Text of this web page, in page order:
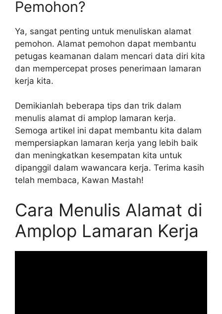
Pemohon?
Ya, sangat penting untuk menuliskan alamat
pemohon. Alamat pemohon dapat membantu
petugas keamanan dalam mencari data diri kita
dan mempercepat proses penerimaan lamaran
kerja kita.
Demikianlah beberapa tips dan trik dalam
menulis alamat di amplop lamaran kerja.
Semoga artikel ini dapat membantu kita dalam
mempersiapkan lamaran kerja yang lebih baik
dan meningkatkan kesempatan kita untuk
dipanggil dalam wawancara kerja. Terima kasih
telah membaca, Kawan Mastah!
Cara Menulis Alamat di
Amplop Lamaran Kerja